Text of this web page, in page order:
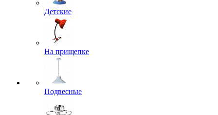
Детские
На прищепке
Подвесные